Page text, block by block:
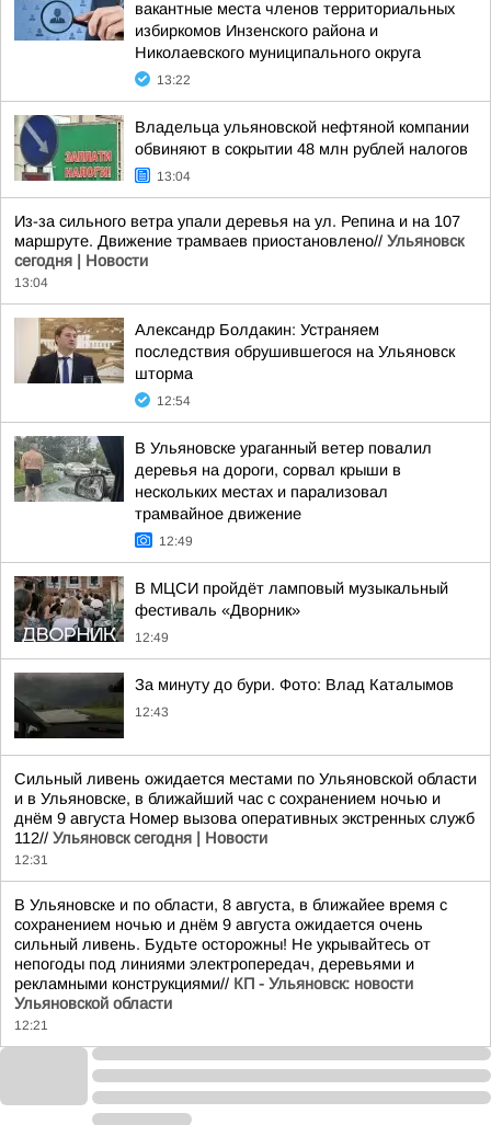
вакантные места членов территориальных
избиркомов Инзенского района и
Николаевского муниципального округа
13:22
Владельца ульяновской нефтяной компании
обвиняют в сокрытии 48 млн рублей налогов
13:04
Из-за сильного ветра упали деревья на ул. Репина и на 107
маршруте. Движение трамваев приостановлено// Ульяновск
сегодня | Новости
13:04
Александр Болдакин: Устраняем
последствия обрушившегося на Ульяновск
шторма
12:54
В Ульяновске ураганный ветер повалил
деревья на дороги, сорвал крыши в
нескольких местах и парализовал
трамвайное движение
12:49
В МЦСИ пройдёт ламповый музыкальный
фестиваль «Дворник»
12:49
За минуту до бури. Фото: Влад Каталымов
12:43
Сильный ливень ожидается местами по Ульяновской области
и в Ульяновске, в ближайший час с сохранением ночью и
днём 9 августа Номер вызова оперативных экстренных служб
112// Ульяновск сегодня | Новости
12:31
В Ульяновске и по области, 8 августа, в ближайее время с
сохранением ночью и днём 9 августа ожидается очень
сильный ливень. Будьте осторожны! Не укрывайтесь от
непогоды под линиями электропередач, деревьями и
рекламными конструкциями// КП - Ульяновск: новости
Ульяновской области
12:21